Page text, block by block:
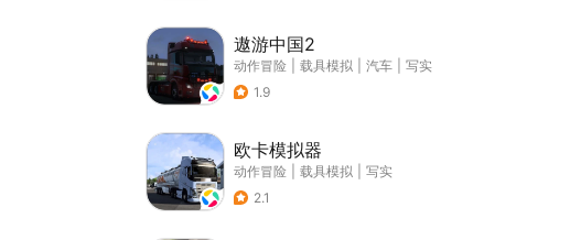
遨游中国2
动作冒险 载具模拟 汽车
写实
1.9
欧卡模拟器
动作冒险 载具模拟
写实
2.1